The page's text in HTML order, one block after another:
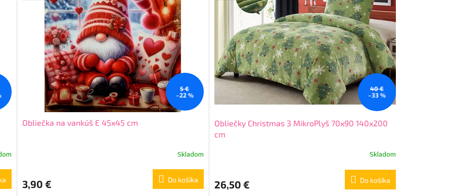
5 €
–22 %
Obliečka na vankúš E 45x45 cm
Skladom
3,90 € Do košíka
40 €
–33 %
Obliečky Christmas 3 MikroPlyš 70x90 140x200
cm
Skladom
26,50 € Do košíka